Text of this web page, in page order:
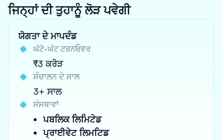
ਜਿਨ੍ਹਾਂ ਦੀ ਤੁਹਾਨੂੰ ਲੋੜ ਪਵੇਗੀ
ਯੋਗਤਾ ਦੇ ਮਾਪਦੰਡ
ਘੱਟੋ-ਘੱਟ ਟਰਨਓਵਰ
₹3 ਕਰੋੜ
ਸੰਚਾਲਨ ਦੇ ਸਾਲ
3+ ਸਾਲ
ਸੰਸਥਾਵਾਂ
ਪਬਲਿਕ ਲਿਮਿਟੇਡ
ਪ੍ਰਾਈਵੇਟ ਲਿਮਟਿਡ